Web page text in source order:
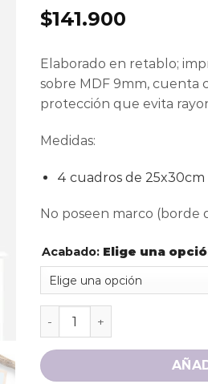
$141.900
Elaborado en retablo;
sobre MDF 9mm, cuenta
protección que evita
Medidas:
4 cuadros de 25x30cm
No poseen marco (borde
Acabado: Elige una